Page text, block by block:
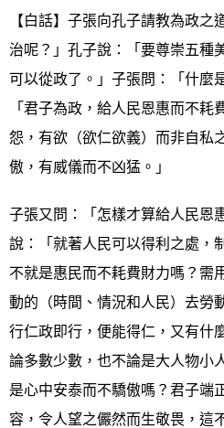
【白話】子張向孔子請教為政
治呢？」孔子說：「要尊崇五種
可以從政了。」子張問：「什麼
「君子為政，給人民恩惠而不
怨，有欲（欲仁欲義）而非自私
傲，有威儀而不凶猛。」
子張又問：「怎樣才算給人民恩
說：「就著人民可以得利之處，
不就是惠民而不耗費財力嗎？需
動的（時間、情況和人民）去勞
行仁政即行，便能得仁，又有什
論多數少數，也不論是大人物小
是心中安泰而不驕傲嗎？君子端
容，令人望之儼然而生敬畏，這